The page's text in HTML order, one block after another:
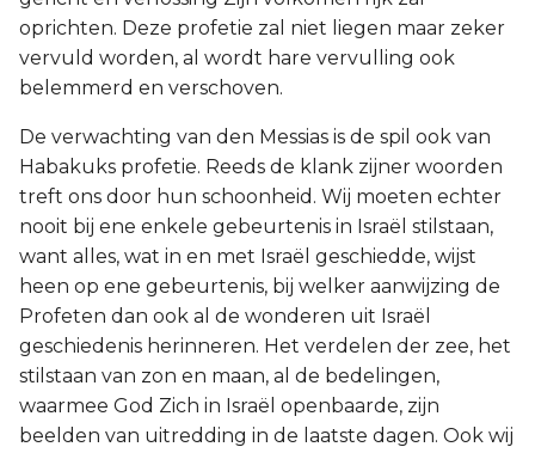
oprichten. Deze profetie zal niet liegen maar zeker
vervuld worden, al wordt hare vervulling ook
belemmerd en verschoven.
De verwachting van den Messias is de spil ook van
Habakuks profetie. Reeds de klank zijner woorden
treft ons door hun schoonheid. Wij moeten echter
nooit bij ene enkele gebeurtenis in Israël stilstaan,
want alles, wat in en met Israël geschiedde, wijst
heen op ene gebeurtenis, bij welker aanwijzing de
Profeten dan ook al de wonderen uit Israël
geschiedenis herinneren. Het verdelen der zee, het
stilstaan van zon en maan, al de bedelingen,
waarmee God Zich in Israël openbaarde, zijn
beelden van uitredding in de laatste dagen. Ook wij